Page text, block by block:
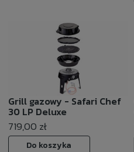
Grill gazowy - Safari Chef
30 LP Deluxe
719,00 zł
Do koszyka